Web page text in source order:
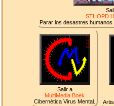
STHOPD
Parar los desastres
Salir a
MultiMedia Boek
Cibernética Virus Mental.